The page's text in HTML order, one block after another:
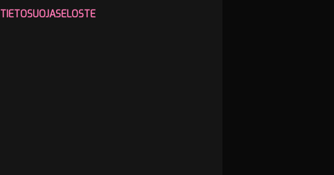
TIETOSUOJASELOSTE